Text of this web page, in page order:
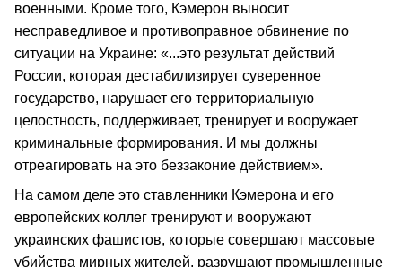
военными. Кроме того, Кэмерон выносит
несправедливое и противоправное обвинение по
ситуации на Украине: «...это результат действий
России, которая дестабилизирует суверенное
государство, нарушает его территориальную
целостность, поддерживает, тренирует и вооружает
криминальные формирования. И мы должны
отреагировать на это беззаконие действием».
На самом деле это ставленники Кэмерона и его
европейских коллег тренируют и вооружают
украинских фашистов, которые совершают массовые
убийства мирных жителей, разрушают промышленные